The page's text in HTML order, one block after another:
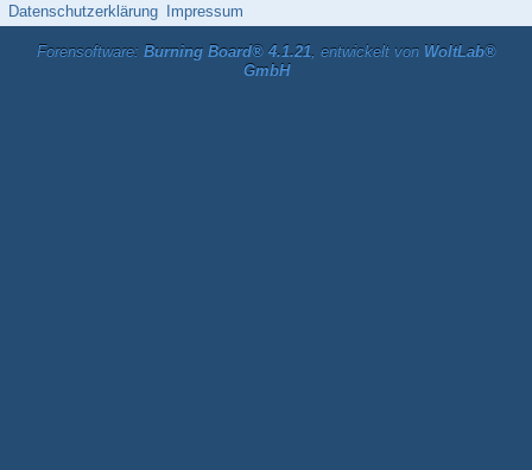
Datenschutzerklärung Impressum
Forensoftware: Burning Board® 4.1.21, entwickelt von WoltLab®
GmbH